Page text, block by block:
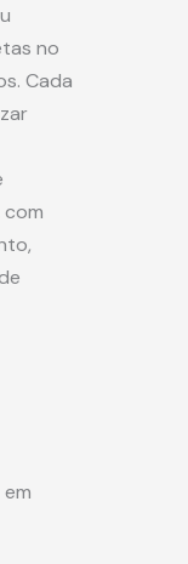
no
Cada